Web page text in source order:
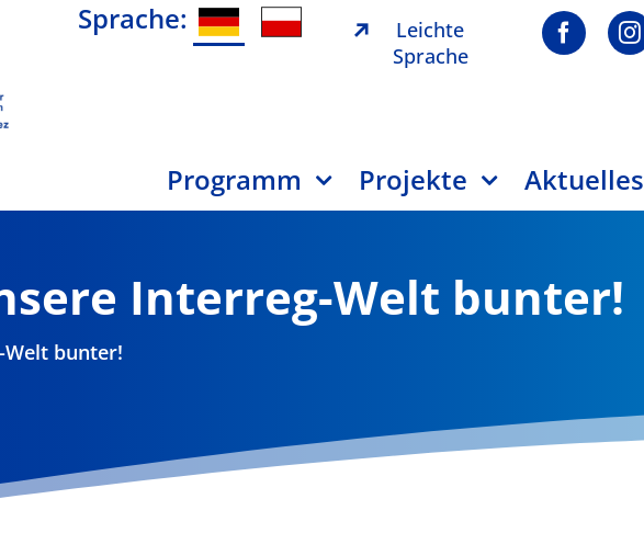
Sprache:
Leichte
Sprache
Programm Projekte Aktuelles
Interreg-Welt bunter!
bunter!